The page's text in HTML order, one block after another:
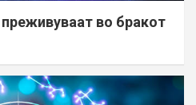
во бракот